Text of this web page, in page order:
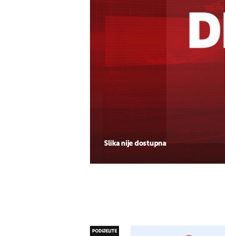
Slika nije dostupna
PODIJELITE